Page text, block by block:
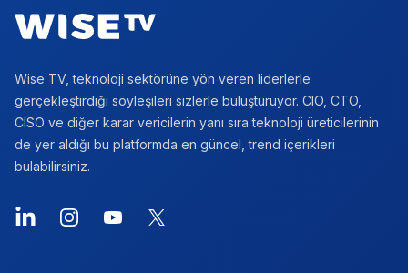
Wise TV, teknoloji sektörüne yön veren liderlerle
gerçekleştirdiği söyleşileri sizlerle buluşturuyor. CIO, CTO,
CISO ve diğer karar vericilerin yanı sıra teknoloji üreticilerinin
de yer aldığı bu platformda en güncel, trend içerikleri
bulabilirsiniz.
LinkedInInstagramYouTube
X